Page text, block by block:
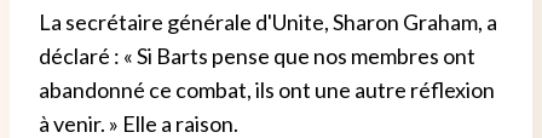
La secrétaire générale d'Unite, Sharon Graham, a
déclaré : « Si Barts pense que nos membres ont
abandonné ce combat, ils ont une autre réflexion
à venir. » Elle a raison.